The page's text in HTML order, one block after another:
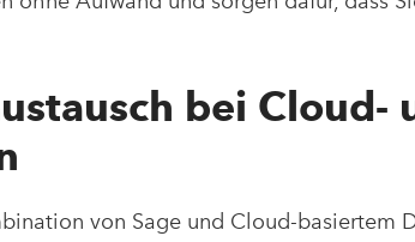
bei Cloud-
von Sage und Cloud-basiertem